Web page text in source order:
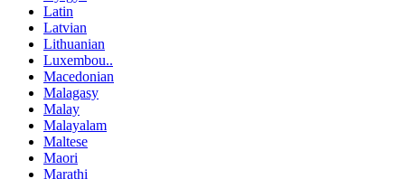
Latin
Latvian
Lithuanian
Luxembou..
Macedonian
Malagasy
Malay
Malayalam
Maltese
Maori
Marathi